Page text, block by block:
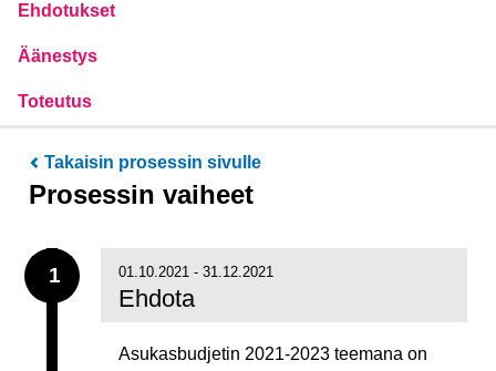
Ehdotukset
Äänestys
Toteutus
Takaisin prosessin sivulle
Prosessin vaiheet
1 01.10.2021 - 31.12.2021
Ehdota
Asukasbudjetin 2021-2023 teemana on